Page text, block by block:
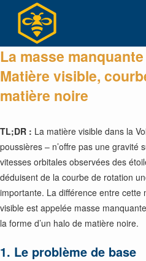
content
La masse
Matière visible,
matière noire
TL;DR : La matière visible dans la
poussières – n’offre pas une gravité
vitesses orbitales observées des
déduisent de la courbe de rotation
importante. La différence entre cette
visible est appelée masse
la forme d’un halo de matière noire.
1. Le problème de base